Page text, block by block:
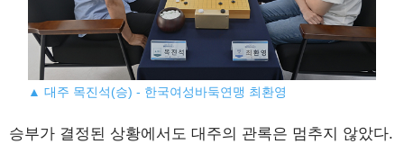
▲ 대주 목진석(승) - 한국여성바둑연맹 최환영
승부가 결정된 상황에서도 대주의 관록은 멈추지 않았다.